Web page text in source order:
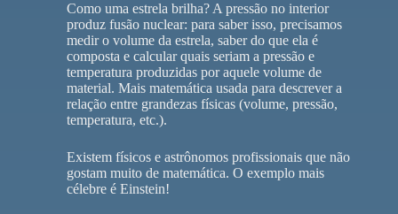
Como uma estrela brilha? A pressão no interior
produz fusão nuclear: para saber isso, precisamos
medir o volume da estrela, saber do que ela é
composta e calcular quais seriam a pressão e
temperatura produzidas por aquele volume de
material. Mais matemática usada para descrever a
relação entre grandezas físicas (volume, pressão,
temperatura, etc.).
Existem físicos e astrônomos profissionais que não
gostam muito de matemática. O exemplo mais
célebre é Einstein!